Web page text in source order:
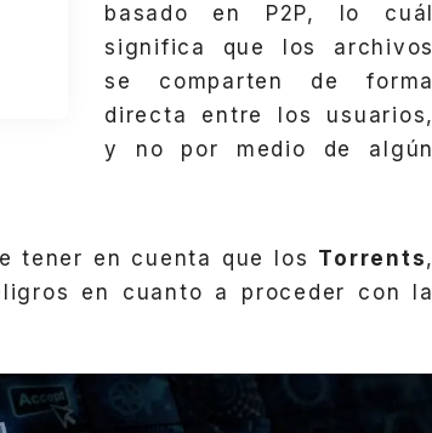
basado en P2P, lo cuál
significa que los archivos
se comparten de forma
directa entre los usuarios,
y no por medio de algún
tener en cuenta que los Torrents,
en cuanto a proceder con la